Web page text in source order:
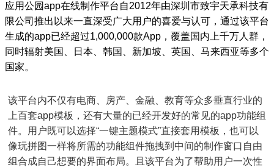
应用公园app在线制作平台自2012年由深圳市致宇天承科技有
限公司推出以来一直深受广大用户的喜爱与认可，通过该平台
生成的app已经超过1,000,000款App，覆盖国内上千万人群，
同时辐射美国、日本、韩国、新加坡、英国、马来西亚等多个
国家。
该平台内不仅有电商、房产、金融、教育等众多垂直行业的
上百套app模板，还有大量的已经开发好的常见的app功能组
件。用户既可以选择“一键主题模式”直接套用模板，也可以
像玩拼图一样将所需的功能组件拖拽到中间的制作窗口自由
组合成自己想要的界面布局。且该平台为了帮助用户一次性